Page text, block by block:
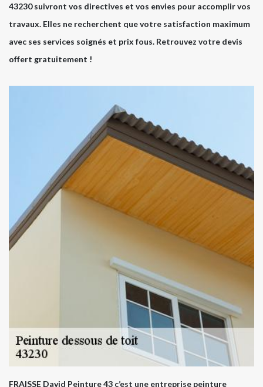
43230 suivront vos directives et vos envies pour accomplir vos
travaux. Elles ne recherchent que votre satisfaction maximum
avec ses services soignés et prix fous. Retrouvez votre devis
offert gratuitement !
FRAISSE David Peinture 43 c’est une entreprise peinture